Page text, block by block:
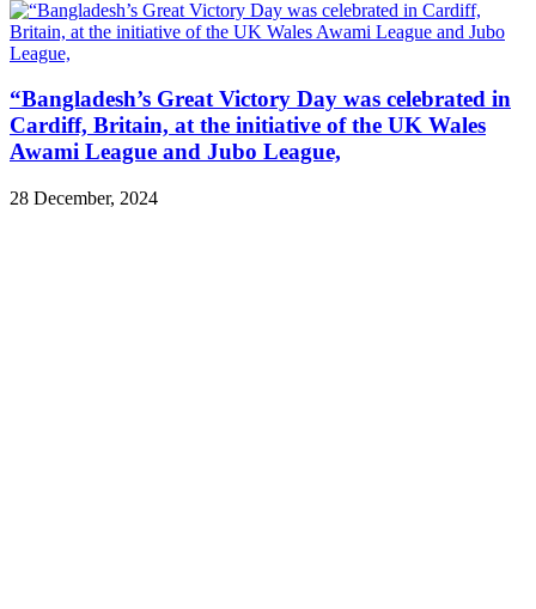
“Bangladesh’s Great Victory Day was celebrated in
Cardiff, Britain, at the initiative of the UK Wales
Awami League and Jubo League,
28 December, 2024